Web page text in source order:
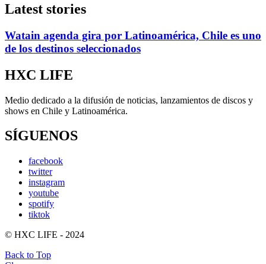
Latest stories
Watain agenda gira por Latinoamérica, Chile es uno
de los destinos seleccionados
HXC LIFE
Medio dedicado a la difusión de noticias, lanzamientos de discos y
shows en Chile y Latinoamérica.
SÍGUENOS
facebook
twitter
instagram
youtube
spotify
tiktok
© HXC LIFE - 2024
Back to Top